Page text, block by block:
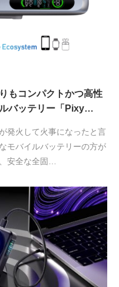
もコンパクトかつ高性
バッテリー「Pixy…
発火して火事になったと言
モバイルバッテリーの方が
安全な全固…